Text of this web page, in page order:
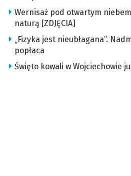
Wernisaż pod otwartym
naturą [ZDJĘCIA]
„Fizyka jest nieubłagana”.
popłaca
Święto kowali w Wojciechowie